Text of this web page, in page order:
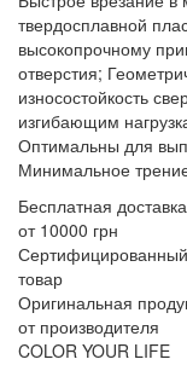
твердосплавной
высокопрочному
отверстия;
износостойкость
изгибающим
Оптимальны для
Минимальное
Бесплатная доставка
от 10000 грн
Сертифицированный
товар
Оригинальная
от производителя
COLOR YOUR LIFE